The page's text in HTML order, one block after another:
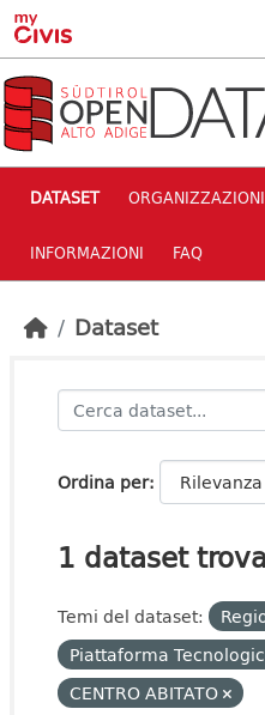
Skip to main content
DATASET ORGANIZZAZIONI
INFORMAZIONI FAQ
Dataset
Ordina per
1 dataset
Temi del dataset:
Piattaforma
CENTRO ABITATO